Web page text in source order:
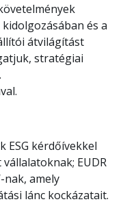
és a
átvilágítást
stratégiai
ESG kérdőívekkel
EUDR
nak, amely
lánc kockázatait.